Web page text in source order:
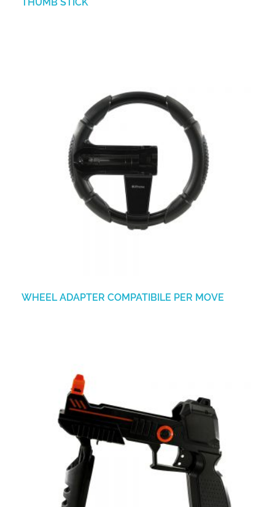
WHEEL ADAPTER COMPATIBILE PER MOVE